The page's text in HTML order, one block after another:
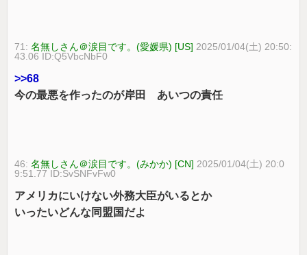
71:名無しさん＠涙目です。(愛媛県) [US] 2025/01/04(土) 20:50:
43.06 ID:Q5VbcNbF0
>>68
今の最悪を作ったのが岸田 あいつの責任
46:名無しさん＠涙目です。(みかか) [CN] 2025/01/04(土) 20:0
9:51.77 ID:SvSNFvFw0
アメリカにいけない外務大臣がいるとか
いったいどんな同盟国だよ